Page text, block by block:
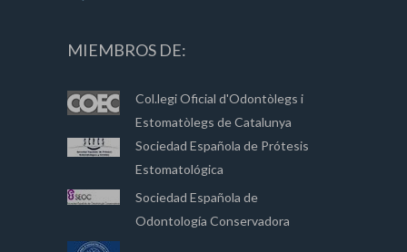
MIEMBROS DE:
Col.legi Oficial d'Odontòlegs i
Estomatòlegs de Catalunya
Sociedad Española de Prótesis
Estomatológica
Sociedad Española de
Odontología Conservadora